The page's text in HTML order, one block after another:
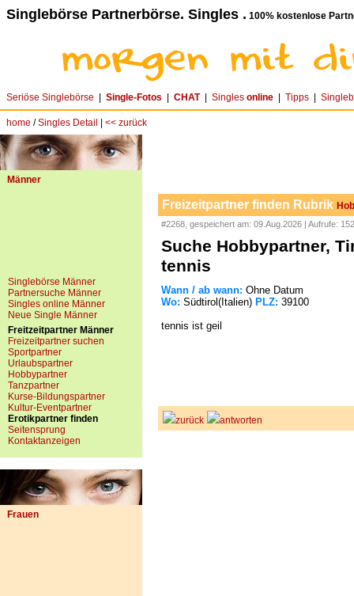
Singlebörse Partnerbörse. Singles . 100% kostenlose
Seriöse Singlebörse Single-Fotos CHAT| Singles online Tipps
home /Singles Detail << zurück
Männer
Singlebörse Männer
Partnersuche Männer
Singles online Männer
Neue Single Männer
Freitzeitpartner Männer
Freizeitpartner suchen
Sportpartner
Urlaubspartner
Hobbypartner
Tanzpartner
Kurse-Bildungspartner
Kultur-Eventpartner
Erotikpartner finden
Seitensprung
Kontaktanzeigen
Frauen
Freizeitpartner finden Rubrik
#2268, gespeichert am: 09.Aug.2026 | Aufrufe:
Suche Hobbypartner,
tennis
Wann / ab wann: Ohne Datum
Wo: Südtirol(Italien) PLZ: 39100
tennis ist geil
zurück antworten